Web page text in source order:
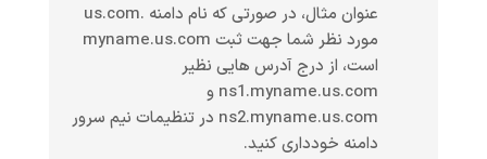
عنوان مثال، در صورتی که نام دامنه .us.com
مورد نظر شما جهت ثبت myname.us.com
است، از درج آدرس هایی نظیر
ns1.myname.us.com و
ns2.myname.us.com در تنظیمات نیم سرور
دامنه خودداری کنید.